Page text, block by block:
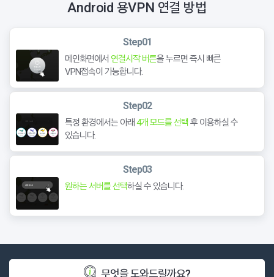
Android 용VPN 연결 방법
Step01
메인화면에서 연결시작 버튼을 누르면 즉시 빠른
VPN접속이 가능합니다.
Step02
특정 환경에서는 아래 4개 모드를 선택 후 이용하실 수
있습니다.
Step03
원하는 서버를 선택하실 수 있습니다.
무엇을 도와드릴까요?